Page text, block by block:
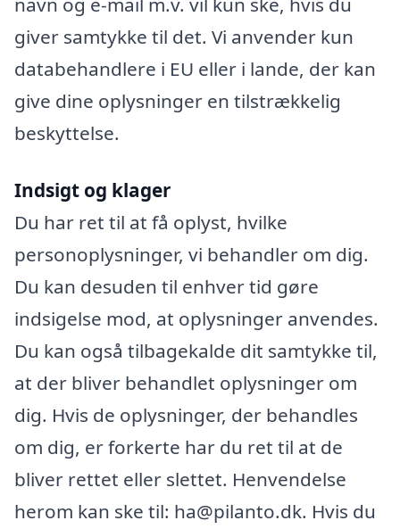
giver samtykke til det. Vi anvender kun
databehandlere i EU eller i lande, der kan
give dine oplysninger en tilstrækkelig
beskyttelse.
Indsigt og klager
Du har ret til at få oplyst, hvilke
personoplysninger, vi behandler om dig.
Du kan desuden til enhver tid gøre
indsigelse mod, at oplysninger anvendes.
Du kan også tilbagekalde dit samtykke til,
at der bliver behandlet oplysninger om
dig. Hvis de oplysninger, der behandles
om dig, er forkerte har du ret til at de
bliver rettet eller slettet. Henvendelse
herom kan ske til: ha@pilanto.dk. Hvis du